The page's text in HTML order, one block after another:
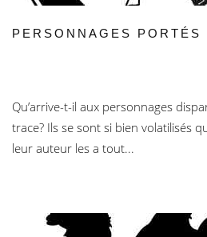
PERSONNAGES PORTÉS
Qu’arrive-t-il aux personnages
trace? Ils se sont si bien volatilisés
leur auteur les a tout...